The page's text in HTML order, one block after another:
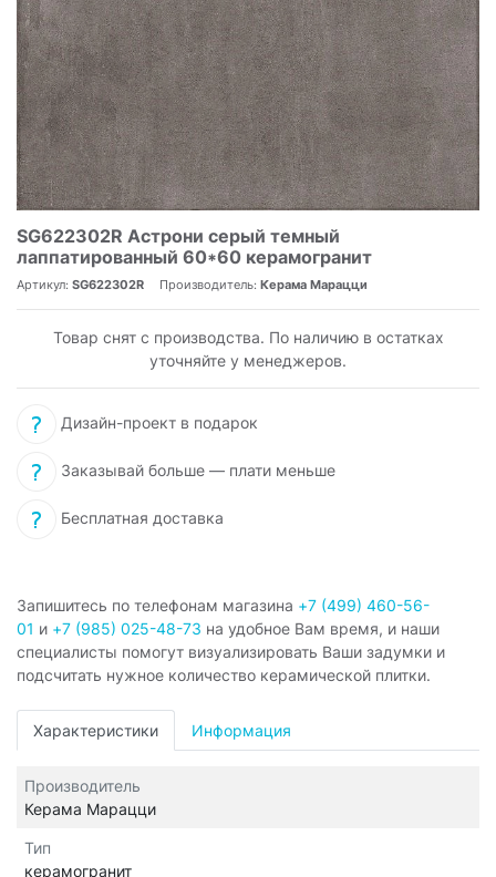
SG622302R Астрони серый темный
лаппатированный 60*60 керамогранит
Артикул: SG622302R Производитель: Керама Марацци
Товар снят с производства. По наличию в остатках
уточняйте у менеджеров.
Дизайн-проект в подарок
Заказывай больше — плати меньше
Бесплатная доставка
Запишитесь по телефонам магазина +7 (499) 460-56-
01 и +7 (985) 025-48-73 на удобное Вам время, и наши
специалисты помогут визуализировать Ваши задумки и
подсчитать нужное количество керамической плитки.
Характеристики Информация
Производитель
Керама Марацци
Тип
керамогранит